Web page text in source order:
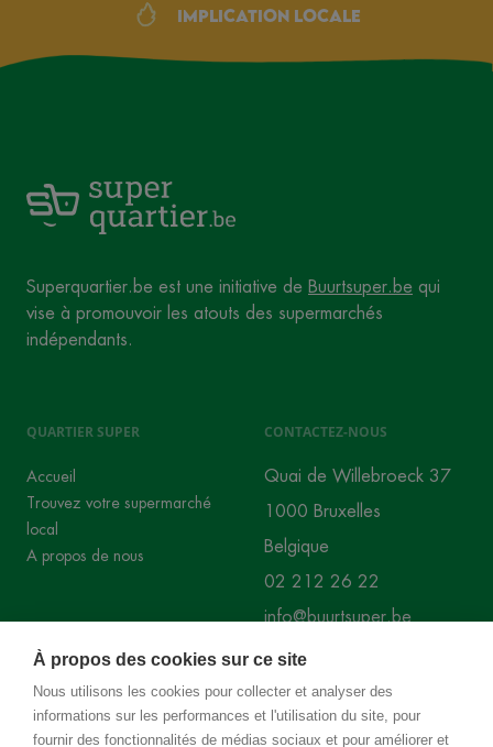
À propos des cookies sur ce site
Nous utilisons les cookies pour collecter et analyser des
informations sur les performances et l'utilisation du site, pour
fournir des fonctionnalités de médias sociaux et pour améliorer et
Implication locale
Superquartier.be est une initiative de Buurtsuper.be qui
vise à promouvoir les atouts des supermarchés
indépendants.
QUARTIER SUPER
Accueil
Trouvez votre supermarché
local
A propos de nous
CONTACTEZ-NOUS
Quai de Willebroeck 37
1000 Bruxelles
Belgique
02 212 26 22
info@buurtsuper.be
RÉSEAUX SOCIAUX
Instagram Facebook